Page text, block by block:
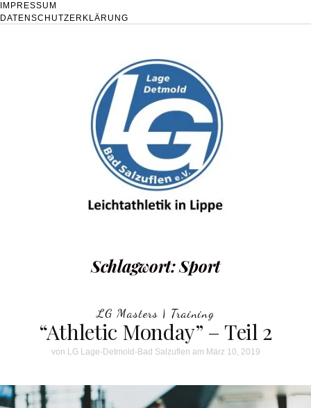
IMPRESSUM
DATENSCHUTZERKLÄRUNG
Schlagwort:Sport
LG Masters | Training
“Athletic Monday” – Teil 2
von LG Lage-Detmold-Bad Salzuflen am März 10, 2019